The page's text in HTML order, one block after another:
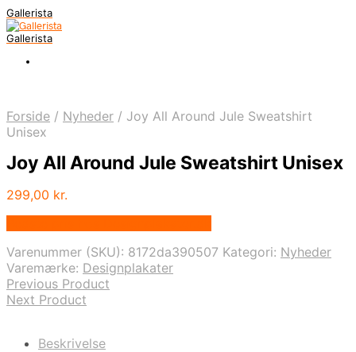
Gallerista
Gallerista
Forside / Nyheder / Joy All Around Jule Sweatshirt
Unisex
Joy All Around Jule Sweatshirt Unisex
299,00 kr.
Varenummer (SKU): 8172da390507 Kategori: Nyheder
Varemærke: Designplakater
Previous Product
Next Product
Beskrivelse